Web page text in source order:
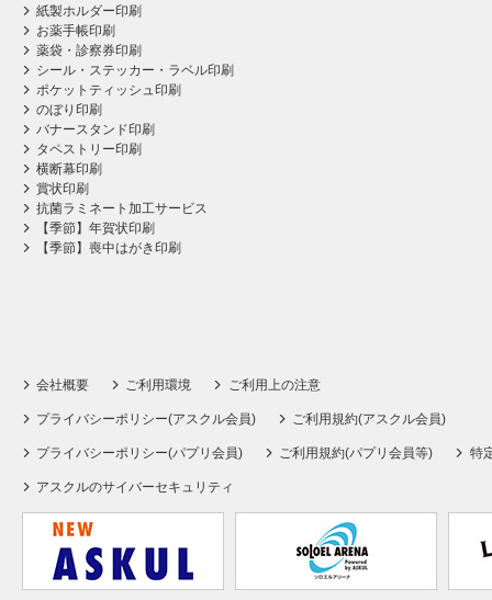
紙製ホルダー印刷
お薬手帳印刷
薬袋・診察券印刷
シール・ステッカー・ラベル印刷
ポケットティッシュ印刷
のぼり印刷
バナースタンド印刷
タペストリー印刷
横断幕印刷
賞状印刷
抗菌ラミネート加工サービス
【季節】年賀状印刷
【季節】喪中はがき印刷
会社概要 ご利用環境 ご利用上の注意
プライバシーポリシー(アスクル会員) ご利用規約(アスクル会員)
プライバシーポリシー(パプリ会員) ご利用規約(パプリ会員等) 特
アスクルのサイバーセキュリティ